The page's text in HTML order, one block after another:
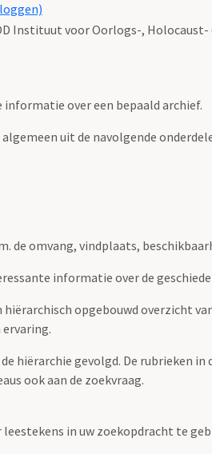
Instituut voor Oorlogs-, Holocaust-
over een bepaald archief.
uit de navolgende
de omvang, vindplaats,
informatie over de
opgebouwd overzicht
hiërarchie gevolgd. De rubrieken
ook aan de zoekvraag.
leestekens in uw zoekopdracht te